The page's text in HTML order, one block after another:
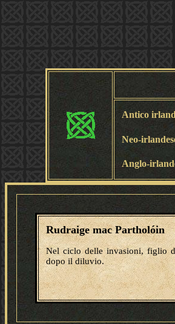
Antico
Neo-
Anglo-
Rudraige mac Partholóin
Nel ciclo delle invasioni, figlio
dopo il diluvio.